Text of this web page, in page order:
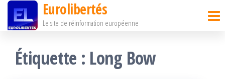
Passer
contenu
Eurolibertés
Le site de réinformation européenne
Étiquette : Long Bow